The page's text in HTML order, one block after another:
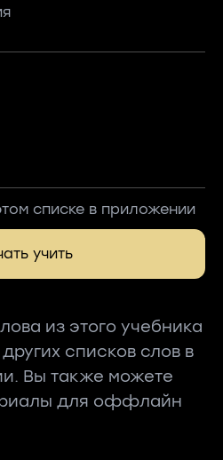
списке в приложении
учить
из этого учебника
списков слов в
Вы также можете
для оффлайн